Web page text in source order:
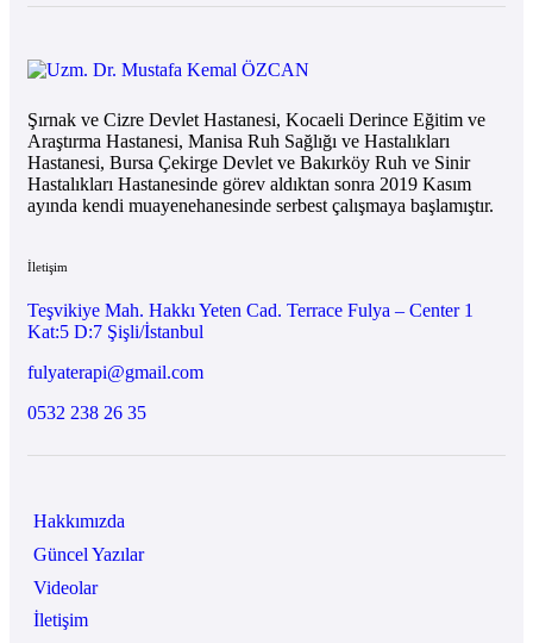
Şırnak ve Cizre Devlet Hastanesi, Kocaeli Derince Eğitim ve
Araştırma Hastanesi, Manisa Ruh Sağlığı ve Hastalıkları
Hastanesi, Bursa Çekirge Devlet ve Bakırköy Ruh ve Sinir
Hastalıkları Hastanesinde görev aldıktan sonra 2019 Kasım
ayında kendi muayenehanesinde serbest çalışmaya başlamıştır.
İletişim
Teşvikiye Mah. Hakkı Yeten Cad. Terrace Fulya – Center 1
Kat:5 D:7 Şişli/İstanbul
fulyaterapi@gmail.com
0532 238 26 35
Hakkımızda
Güncel Yazılar
Videolar
İletişim